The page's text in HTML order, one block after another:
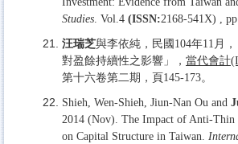
Studies. Vol.4 (ISSN:2168-541X) ,
汪瑞芝與李依純，民國104年11月
對盈餘持續性之影響」， 當代會計
第十六卷第二期，頁145-173。
Shieh, Wen-Shieh, Jiun-Nan Ou and
2014 (Nov). The Impact of Anti-Thin
on Capital Structure in Taiwan.